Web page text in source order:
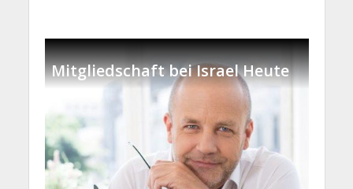
Mitgliedschaft bei Israel Heute